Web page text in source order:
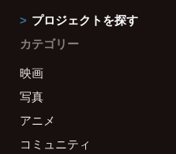
プロジェクトを探す
カテゴリー
映画
写真
アニメ
コミュニティ